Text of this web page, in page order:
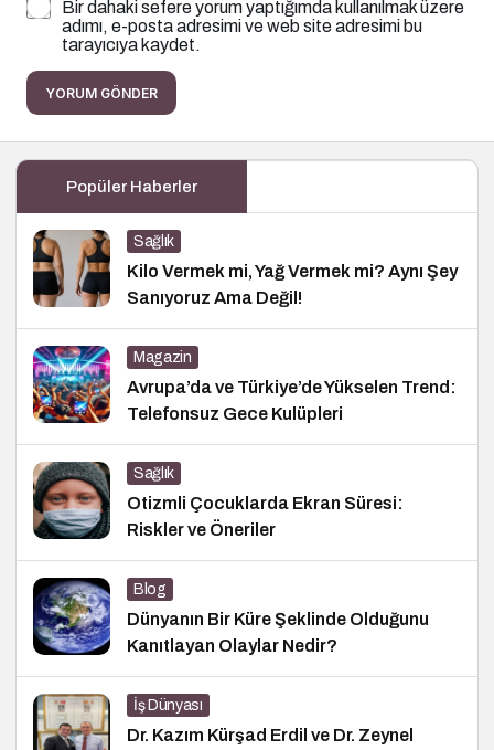
Bir dahaki sefere yorum yaptığımda kullanılmak üzere
adımı, e-posta adresimi ve web site adresimi bu
tarayıcıya kaydet.
YORUM GÖNDER
Popüler Haberler
Sağlık
Kilo Vermek mi, Yağ Vermek mi? Aynı Şey
Sanıyoruz Ama Değil!
Magazin
Avrupa’da ve Türkiye’de Yükselen Trend:
Telefonsuz Gece Kulüpleri
Sağlık
Otizmli Çocuklarda Ekran Süresi:
Riskler ve Öneriler
Blog
Dünyanın Bir Küre Şeklinde Olduğunu
Kanıtlayan Olaylar Nedir?
İş Dünyası
Dr. Kazım Kürşad Erdil ve Dr. Zeynel